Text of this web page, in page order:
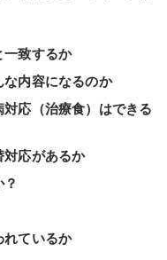
一致するか
内容になるのか
応（治療食）はできる
対応があるか
れているか